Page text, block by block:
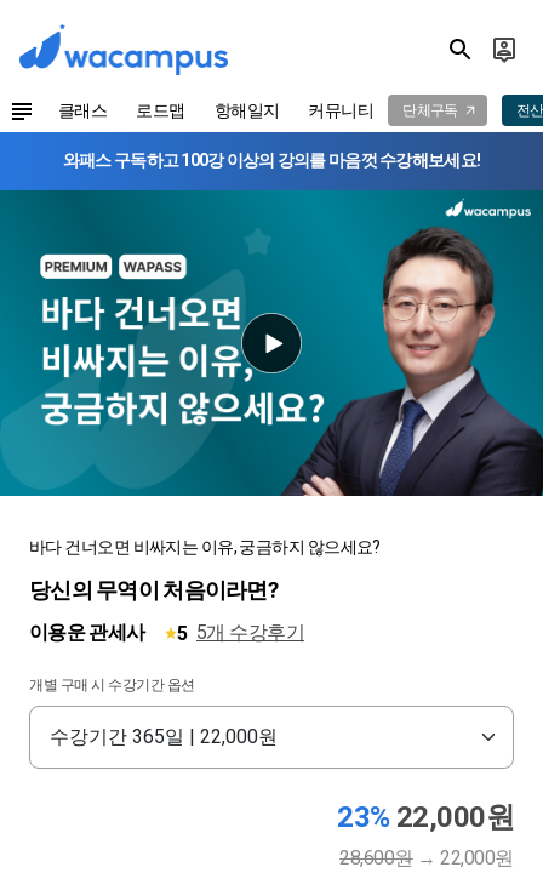
클래스 로드맵 항해일지 커뮤니티 단체구독 전
와패스 구독하고 100강 이상의 강의를 마음껏 수강해보세요!
바다 건너오면 비싸지는 이유, 궁금하지 않으세요?
당신의 무역이 처음이라면?
이용운 관세사 5 5개 수강후기
개별 구매 시 수강기간 옵션
23% 22,000원
28,600원→ 22,000원